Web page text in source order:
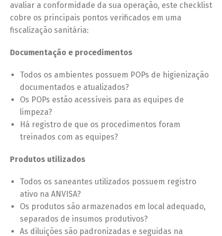
avaliar a conformidade da sua operação, este checklist
cobre os principais pontos verificados em uma
fiscalização sanitária:
Documentação e procedimentos
Todos os ambientes possuem POPs de higienização
documentados e atualizados?
Os POPs estão acessíveis para as equipes de
limpeza?
Há registro de que os procedimentos foram
treinados com as equipes?
Produtos utilizados
Todos os saneantes utilizados possuem registro
ativo na ANVISA?
Os produtos são armazenados em local adequado,
separados de insumos produtivos?
As diluições são padronizadas e seguidas na